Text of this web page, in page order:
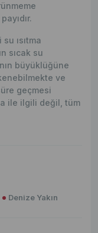
ısıtma
sıcak su
büyüklüğüne
ve
geçmesi
ile ilgili değil, tüm
Denize Yakın